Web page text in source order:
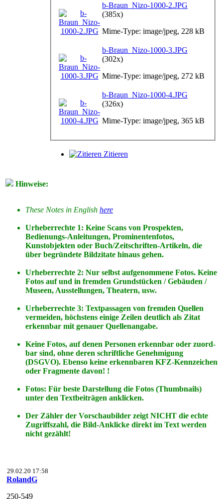
b-Braun_Nizo-1000-2.JPG
(385x)
Mime-Type: image/jpeg, 228 kB
b-Braun_Nizo-1000-3.JPG
(302x)
Mime-Type: image/jpeg, 272 kB
b-Braun_Nizo-1000-4.JPG
(326x)
Mime-Type: image/jpeg, 365 kB
Zitieren
Hinweise:
These Notes in English here
Urheberrechte 1: Keine Scans von Prospekten,
Bedienungs-Anleitungen, Prominentenfotos,
Kunstobjekten oder Buch/Zeitschriften-Artikeln, die
über begründete Bildzitate hinaus gehen.
Urheberrechte 2: Nur selbst aufgenommene Fotos. Keine
Fotos aufund in fremden Grundstücken / Gebäuden /
Museen, Ausstellungen, Theatern, usw.
Urheberrechte 3: Textpassagen von fremden Quellen
vermeiden, höchstens einige Zeilen deutlich als Zitat
erkennbar mit genauer Quellenangabe.
Keine Fotos, auf denen Personen erkennbar oder zuord-
bar sind, ohne deren schriftliche Genehmigung
(DSGVO). Ebenso keine erkennbaren KFZ-Kennzeichen
oder Fragmente davon! !
Fotos: Für beste Darstellung die Fotos (Thumbnails)
unter den Textbeiträgen anklicken.
Der Zähler der Vorschaubilder zeigt NICHT die echte
Zugriffszahl, die Bild-Anklicke direkt im Text werden
nicht gezählt!
29.02.20 17:58
RolandG
250-549